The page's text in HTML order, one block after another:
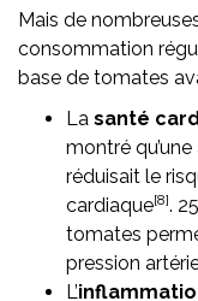
Mais de
consommation
base de tomates
La santé
montré
réduisait le
cardiaque[8].
tomates
pression
L’